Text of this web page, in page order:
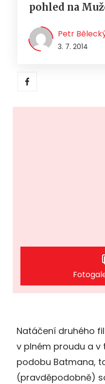
pohled na
Petr
3. 7. 2014
Natáčení druhého
v plném proudu a v
podobu Batmana,
(pravděpodobně)